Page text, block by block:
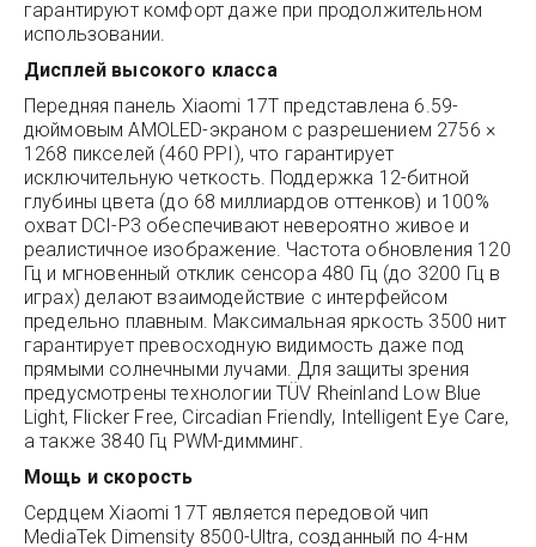
гарантируют комфорт даже при продолжительном
использовании.
Дисплей высокого класса
Передняя панель Xiaomi 17T представлена 6.59-
дюймовым AMOLED-экраном с разрешением 2756 ×
1268 пикселей (460 PPI), что гарантирует
исключительную четкость. Поддержка 12-битной
глубины цвета (до 68 миллиардов оттенков) и 100%
охват DCI-P3 обеспечивают невероятно живое и
реалистичное изображение. Частота обновления 120
Гц и мгновенный отклик сенсора 480 Гц (до 3200 Гц в
играх) делают взаимодействие с интерфейсом
предельно плавным. Максимальная яркость 3500 нит
гарантирует превосходную видимость даже под
прямыми солнечными лучами. Для защиты зрения
предусмотрены технологии TÜV Rheinland Low Blue
Light, Flicker Free, Circadian Friendly, Intelligent Eye Care,
а также 3840 Гц PWM-димминг.
Мощь и скорость
Сердцем Xiaomi 17T является передовой чип
MediaTek Dimensity 8500-Ultra, созданный по 4-нм